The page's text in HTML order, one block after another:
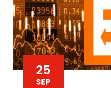
25
SEP